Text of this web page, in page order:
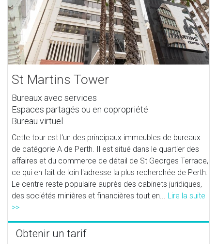
St Martins Tower
Bureaux avec services
Espaces partagés ou en copropriété
Bureau virtuel
Cette tour est l'un des principaux immeubles de bureaux
de catégorie A de Perth. Il est situé dans le quartier des
affaires et du commerce de détail de St Georges Terrace,
ce qui en fait de loin l'adresse la plus recherchée de Perth.
Le centre reste populaire auprès des cabinets juridiques,
des sociétés minières et financières tout en... Lire la suite
>>
Obtenir un tarif